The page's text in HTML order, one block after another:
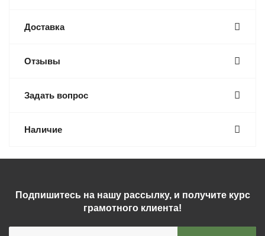
Доставка
Отзывы
Задать вопрос
Наличие
Подпишитесь на нашу рассылку, и получите курс
грамотного клиента!